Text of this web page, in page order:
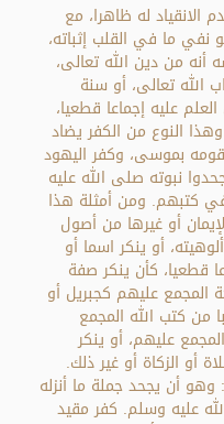
الانقياد له ظاهرا، مع
نفي ما في القلب إثباته،
أنه من دين الله تعالى،
تعالى، أو سنة
عليه إجماعا قطعيا،
النوع من الكفر يضاد
بموسى، وكفر اليهود
نبوته صلى الله عليه
كتبهم. ومن أمثلة هذا
أو غيرها من أصول
أو ينكر اسما أو
قطعيا، كأن ينكر صفة
المجمع عليهم كجبريل أو
من كتب الله المجمع
عليهم، أو ينكر
أو الزكاة أو غير ذلك.
أن يجحد جملة ما أنزله
عليه وسلم. كفر مقيد